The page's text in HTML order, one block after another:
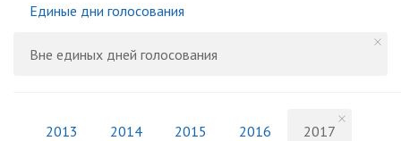
Единые дни голосования
Вне единых дней голосования
2013 2014 2015 2016 2017